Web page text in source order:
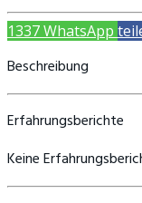
1337WhatsApp
Beschreibung
Erfahrungsberichte
Keine